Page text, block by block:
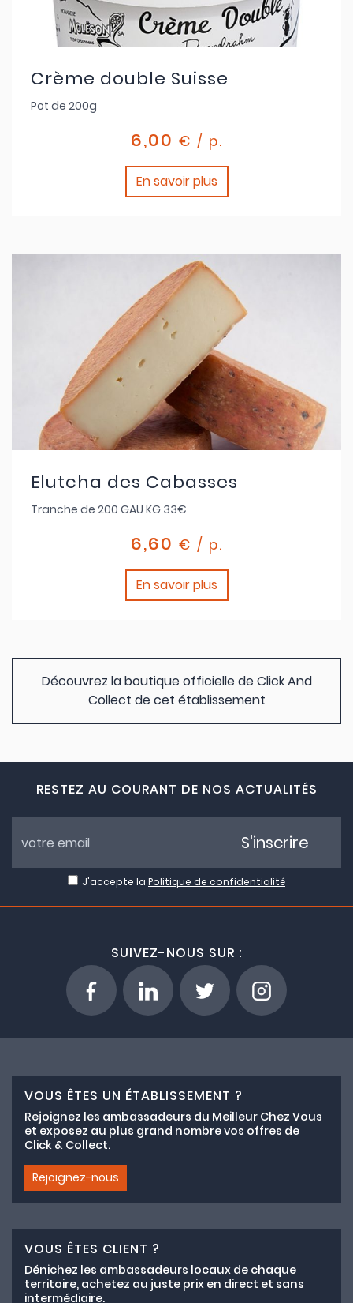
Crème double Suisse
Pot de 200g
6,00 € / p.
En savoir plus
Elutcha des Cabasses
Tranche de 200 GAU KG 33€
6,60 € / p.
En savoir plus
Découvrez la boutique officielle de Click And
Collect de cet établissement
RESTEZ AU COURANT DE NOS ACTUALITÉS
J'accepte la Politique de confidentialité
S'inscrire
SUIVEZ-NOUS SUR :
VOUS ÊTES UN ÉTABLISSEMENT ?
Rejoignez les ambassadeurs du Meilleur Chez Vous
et exposez au plus grand nombre vos offres de
Click & Collect.
Rejoignez-nous
VOUS ÊTES CLIENT ?
Dénichez les ambassadeurs locaux de chaque
territoire, achetez au juste prix en direct et sans
intermédiaire.